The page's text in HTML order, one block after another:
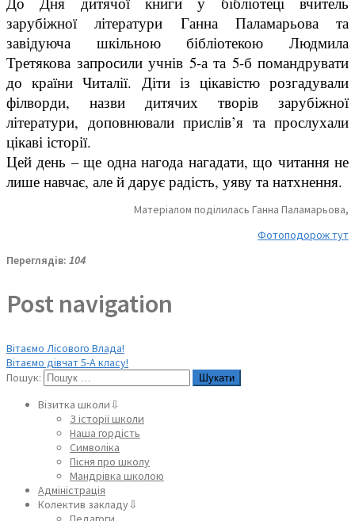
зарубіжної літератури Ганна Паламарьова та
завідуюча шкільною бібліотекою Людмила
Третякова запросили учнів 5-а та 5-б помандрувати
до країни Читалії. Діти із цікавістю розгадували
філворди, назви дитячих творів зарубіжної
літератури, доповнювали прислів’я та прослухали
цікаві історії.
Цей день – ще одна нагода нагадати, що читання не
лише навчає, але й дарує радість, уяву та натхнення.
Матеріалом поділилась Ганна Паламарьова,
Фотоподорож тут
Переглядів: 104
Post navigation
Вітаємо Лісового Влада!
Вітаємо дівчат 5-А класу!
Пошук:
Візитка школи⇩
З історії школи
Наша гордість
Символіка
Пісня про школу
Мандрівка школою
Адміністрація
Колектив закладу⇩